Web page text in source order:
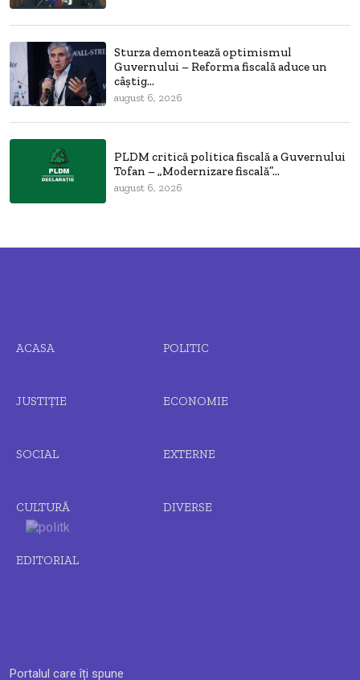
Sturza demontează optimismul
Guvernului – Reforma fiscală aduce un
câștig...
august 6, 2026
PLDM critică politica fiscală a Guvernului
Tofan – „Modernizare fiscală”...
august 6, 2026
Portalul care îți spune
ACASA POLITIC
JUSTIȚIE ECONOMIE
SOCIAL EXTERNE
CULTURĂ DIVERSE
EDITORIAL